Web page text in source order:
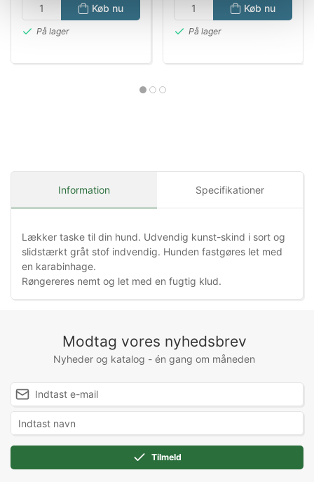
Køb nu
På lager
Køb nu
På lager
Information Specifikationer
Lækker taske til din hund. Udvendig kunst-skind i sort og
slidstærkt gråt stof indvendig. Hunden fastgøres let med
en karabinhage.
Røngereres nemt og let med en fugtig klud.
Modtag vores nyhedsbrev
Nyheder og katalog - én gang om måneden
Tilmeld